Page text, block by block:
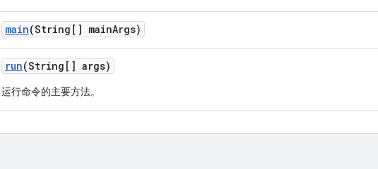
main(String[] mainArgs)
run(String[] args)
运行命令的主要方法。